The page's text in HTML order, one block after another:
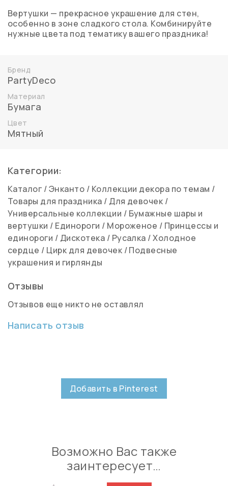
Вертушки — прекрасное украшение для стен,
особенно в зоне сладкого стола. Комбинируйте
нужные цвета под тематику вашего праздника!
Бренд
PartyDeco
Материал
Бумага
Цвет
Мятный
Категории:
Каталог /Энканто / Коллекции декора по темам /
Товары для праздника / Для девочек /
Универсальные коллекции / Бумажные шары и
вертушки / Единороги / Мороженое / Принцессы и
единороги / Дискотека / Русалка /Холодное
сердце / Цирк для девочек /Подвесные
украшения и гирлянды
Отзывы
Отзывов еще никто не оставлял
Написать отзыв
Добавить в Pinterest
Возможно Вас также
заинтересует…